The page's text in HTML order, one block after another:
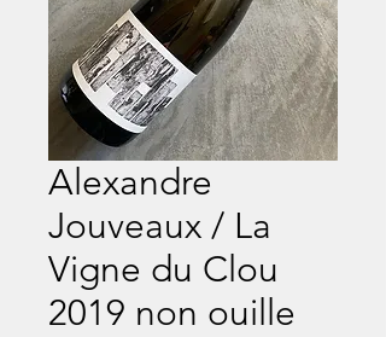
Alexandre
Jouveaux / La
Vigne du Clou
2019 non ouille